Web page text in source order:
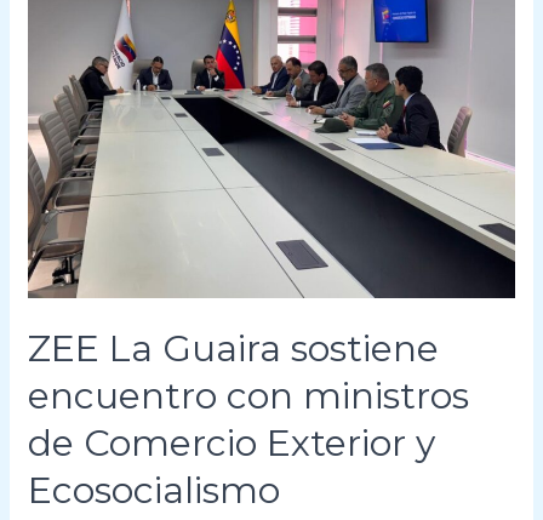
ZEE La Guaira sostiene
encuentro con ministros
de Comercio Exterior y
Ecosocialismo
encuentro
con
ministros
de
Comercio
Exterior
y
Ecosocialismo